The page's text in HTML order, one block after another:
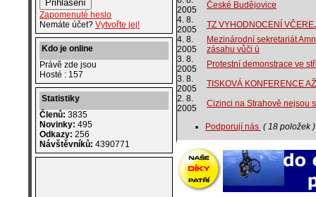
Zapomenuté heslo
Nemáte účet? Vytvořte jej!
Kdo je online
Právě zde jsou
Hosté : 157
Statistiky
Členů: 3835
Novinky: 495
Odkazy: 256
Návštěvníků: 4390771
2005
České Budějovice
4. 8.
2005
TZ VYHODNOCENÍ
4. 8.
2005
Mezinárodní sekretariát
zásahu vůči ú
3. 8.
2005
Protestní demonstrace ve
3. 8.
2005
TISKOVÁ KONFERENCE
2. 8.
2005
Cizinci na Strahově nejsou
Podporují nás ( 18 položek )